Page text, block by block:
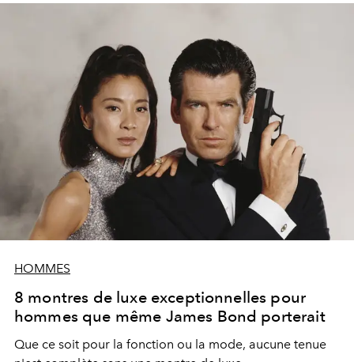
HOMMES
8 montres de luxe exceptionnelles pour
hommes que même James Bond porterait
Que ce soit pour la fonction ou la mode, aucune tenue